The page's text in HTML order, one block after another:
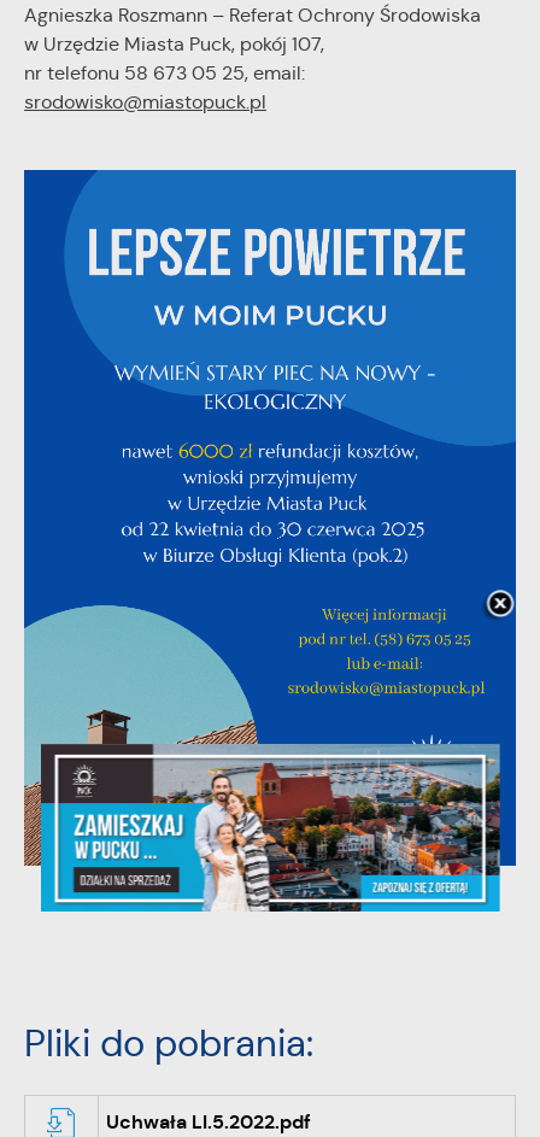
Agnieszka Roszmann – Referat Ochrony Środowiska
w Urzędzie Miasta Puck, pokój 107,
nr telefonu 58 673 05 25, email:
srodowisko@miastopuck.pl
Pliki do pobrania:
Uchwała LI.5.2022.pdf